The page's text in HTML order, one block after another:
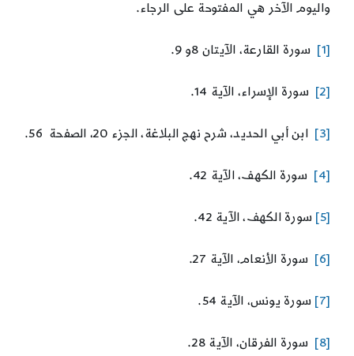
واليوم الآخر هي المفتوحة على الرجاء.
[1] سورة القارعة، الآيتان 8و 9.
[2] سورة الإسراء، الآية 14.
[3] ابن أبي الحديد، شرح نهج البلاغة، الجزء 20، الصفحة 56.
[4] سورة الكهف، الآية 42.
[5] سورة الكهف، الآية 42.
[6] سورة الأنعام، الآية 27.
[7] سورة يونس، الآية 54.
[8] سورة الفرقان، الآية 28.